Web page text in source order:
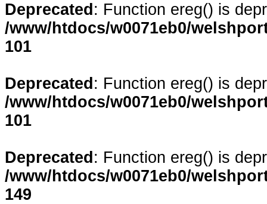
Deprecated : Function ereg() is
/www/htdocs/w0071eb0/
101
Deprecated : Function ereg() is
/www/htdocs/w0071eb0/
101
Deprecated : Function ereg() is
/www/htdocs/w0071eb0/
149